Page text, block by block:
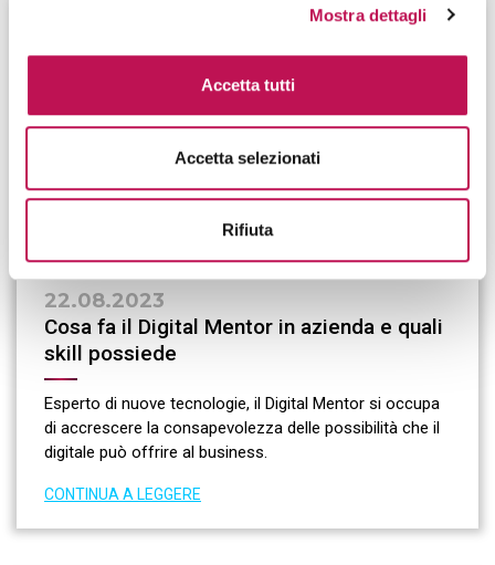
Mostra dettagli
Accetta tutti
Accetta selezionati
Rifiuta
22.08.2023
Cosa fa il Digital Mentor in azienda e quali
skill possiede
Esperto di nuove tecnologie, il Digital Mentor si occupa
di accrescere la consapevolezza delle possibilità che il
digitale può offrire al business.
CONTINUA A LEGGERE